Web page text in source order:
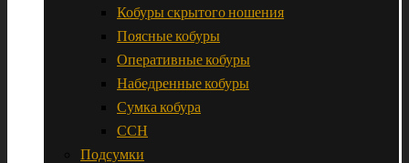
Кобуры скрытого ношения
Поясные кобуры
Оперативные кобуры
Набедренные кобуры
Сумка кобура
ССН
Подсумки